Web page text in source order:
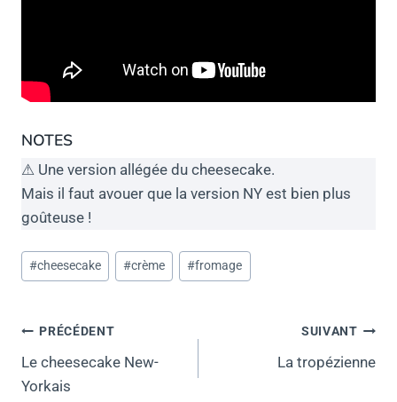
NOTES
⚠ Une version allégée du cheesecake.
Mais il faut avouer que la version NY est bien plus
goûteuse !
Étiquettes
de
publication :
#cheesecake #crème #fromage
Navigation
de
PRÉCÉDENT
Le cheesecake New-
Yorkais
SUIVANT
La tropézienne